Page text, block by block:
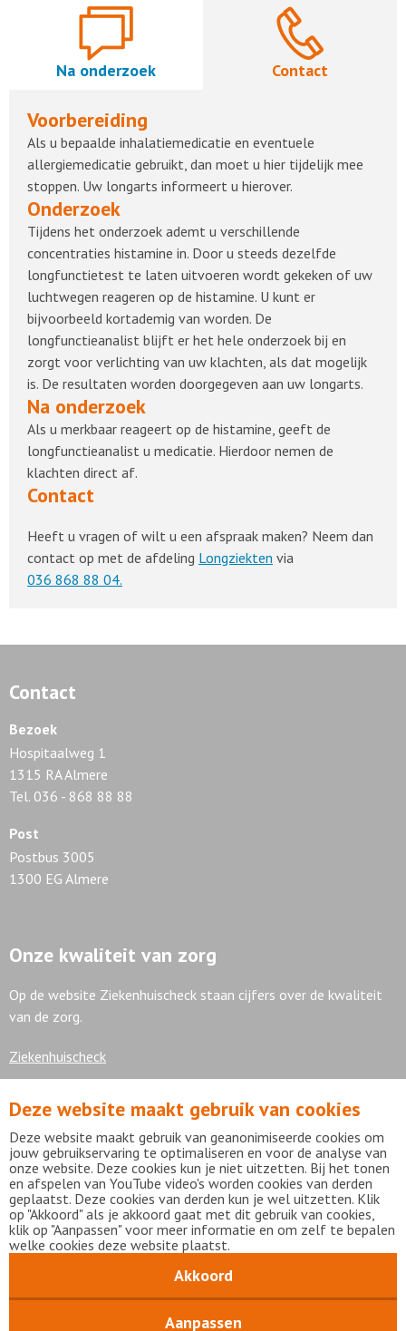
Na onderzoek Contact
Voorbereiding
Als u bepaalde inhalatiemedicatie en eventuele
allergiemedicatie gebruikt, dan moet u hier tijdelijk mee
stoppen. Uw longarts informeert u hierover.
Onderzoek
Tijdens het onderzoek ademt u verschillende
concentraties histamine in. Door u steeds dezelfde
longfunctietest te laten uitvoeren wordt gekeken of uw
luchtwegen reageren op de histamine. U kunt er
bijvoorbeeld kortademig van worden. De
longfunctieanalist blijft er het hele onderzoek bij en
zorgt voor verlichting van uw klachten, als dat mogelijk
is. De resultaten worden doorgegeven aan uw longarts.
Na onderzoek
Als u merkbaar reageert op de histamine, geeft de
longfunctieanalist u medicatie. Hierdoor nemen de
klachten direct af.
Contact
Heeft u vragen of wilt u een afspraak maken? Neem dan
contact op met de afdeling Longziekten via
036 868 88 04.
Contact
Bezoek
Hospitaalweg 1
1315 RA Almere
Tel. 036 - 868 88 88
Post
Postbus 3005
1300 EG Almere
Onze kwaliteit van zorg
Op de website Ziekenhuischeck staan cijfers over de kwaliteit
van de zorg.
Ziekenhuischeck
7,9
Bekijk alle waarderingen
DisclaimerPrivacy statementmijnFlevoziekenhuis
Copyright Flevoziekenhuis 2026
Deze website maakt gebruik van cookies
Deze website maakt gebruik van geanonimiseerde cookies om
jouw gebruikservaring te optimaliseren en voor de analyse van
onze website. Deze cookies kun je niet uitzetten. Bij het tonen
en afspelen van YouTube video's worden cookies van derden
geplaatst. Deze cookies van derden kun je wel uitzetten. Klik
op "Akkoord" als je akkoord gaat met dit gebruik van cookies,
klik op "Aanpassen" voor meer informatie en om zelf te bepalen
welke cookies deze website plaatst.
Akkoord
Aanpassen